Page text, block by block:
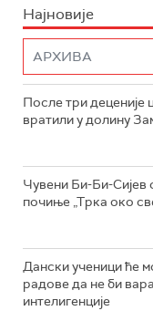
Најновије
После три деценије
вратили у долину
Чувени Би-Би-
почиње „Трка око
Дански ученици ће
радове да не би
интелигенције